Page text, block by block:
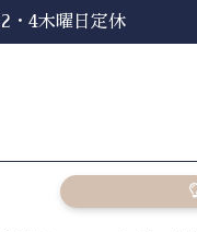
4木曜日定休